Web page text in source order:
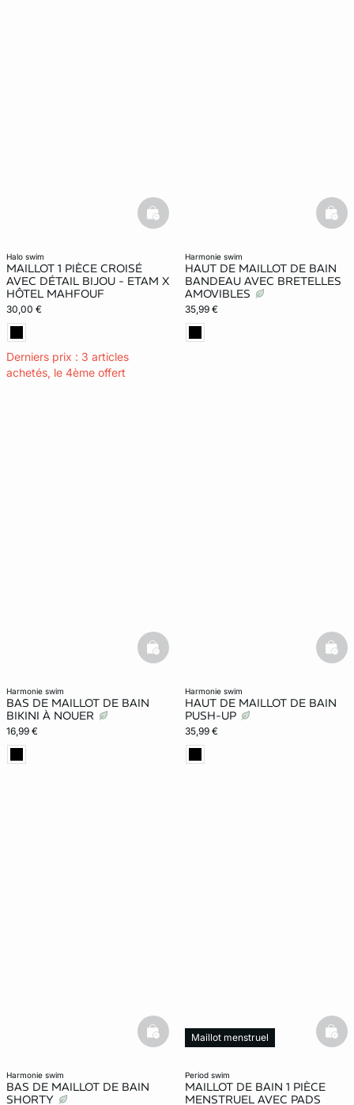
halo swim
MAILLOT 1 PIÈCE CROISÉ
AVEC DÉTAIL BIJOU - ETAM X
HÔTEL MAHFOUF
30,00 €
Derniers prix : 3 articles
achetés, le 4ème offert
basketfull
harmonie swim
HAUT DE MAILLOT DE BAIN
BANDEAU AVEC BRETELLES
AMOVIBLES
35,99 €
harmonie swim
BAS DE MAILLOT DE BAIN
BIKINI À NOUER
16,99 €
basketfull
harmonie swim
HAUT DE MAILLOT DE BAIN
PUSH-UP
35,99 €
harmonie swim
BAS DE MAILLOT DE BAIN
SHORTY
basketfull
period swim
MAILLOT DE BAIN 1 PIÈCE
MENSTRUEL AVEC PADS
Maillot menstruel